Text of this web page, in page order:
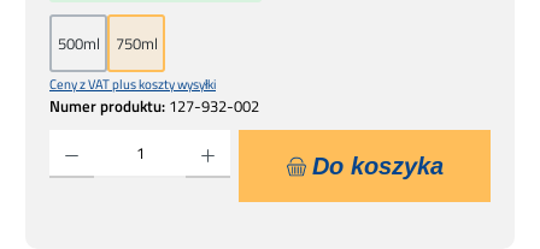
Ceny z VAT plus koszty wysyłki
Numer produktu: 127-932-002
500ml 750ml
Do koszyka